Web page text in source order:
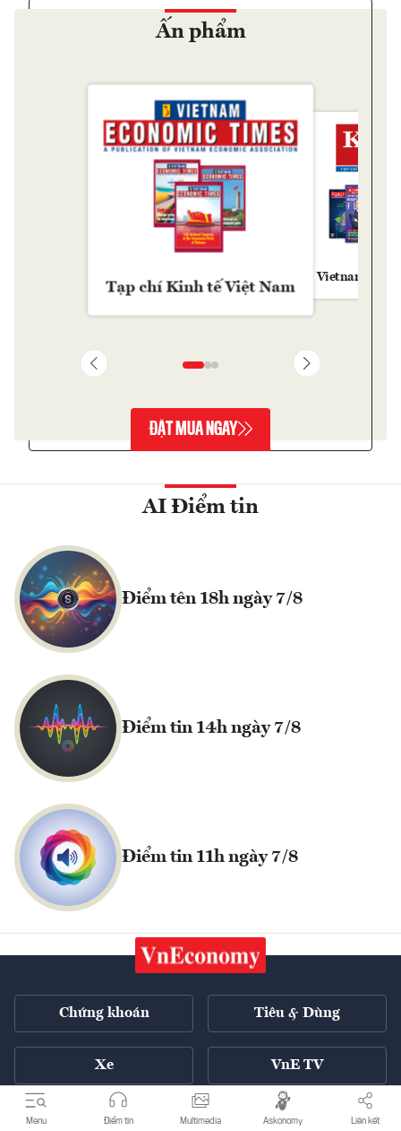
Menu Điểm tin Multimedia Askonomy Liên kết
Ấn phẩm
Tạp chí Kinh tế Việt Nam
Vietnam
ĐẶT MUA NGAY
AI Điểm tin
Điểm tên 18h ngày 7/8
Điểm tin 14h ngày 7/8
Điểm tin 11h ngày 7/8
Chứng khoán Tiêu & Dùng
Xe VnE TV
Tech Connect English ++